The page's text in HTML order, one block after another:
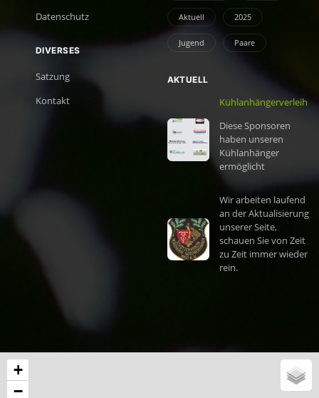
Datenschutz
DIVERSES
Satzung
Kontakt
Aktuell 2025
Jugend Paare
AKTUELL
Kühlanhängerverleih
Diese Sponsoren
haben unseren
Kühlanhänger
ermöglicht
Wir arbeiten laufend
an der Aktualisierung
unserer Seite,
schauen Sie von Zeit
zu Zeit immer wieder
rein.
+
−